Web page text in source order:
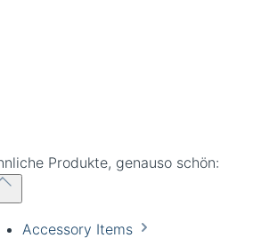
Produkte, genauso schön:
Accessory Items